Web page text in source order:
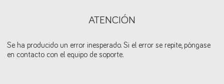
ATENCIÓN
Se ha producido un error inesperado. Si el error se repite, póngase
en contacto con el equipo de soporte.